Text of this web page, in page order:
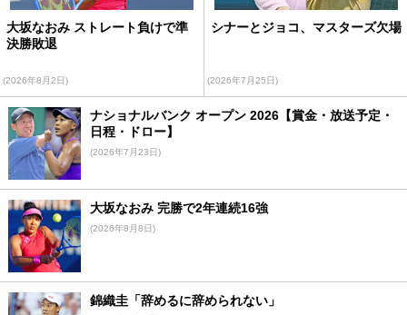
大坂なおみ ストレート負けで準
決勝敗退
(2026年8月2日)
シナーとジョコ、マスターズ欠場
(2026年7月25日)
ナショナルバンク オープン 2026【賞金・放送予定・
日程・ドロー】
(2026年7月23日)
大坂なおみ 完勝で2年連続16強
(2026年8月8日)
錦織圭「辞めるに辞められない」